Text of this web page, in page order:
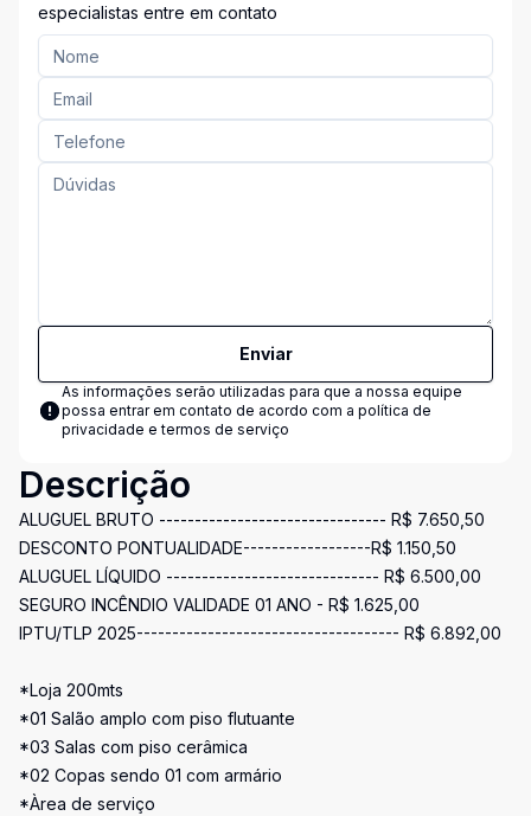
especialistas entre em contato
Enviar
As informações serão utilizadas para que a nossa equipe
possa entrar em contato de acordo com a política de
privacidade e termos de serviço
Descrição
ALUGUEL BRUTO -------------------------------- R$ 7.650,50
DESCONTO PONTUALIDADE------------------R$ 1.150,50
ALUGUEL LÍQUIDO ------------------------------ R$ 6.500,00
SEGURO INCÊNDIO VALIDADE 01 ANO - R$ 1.625,00
IPTU/TLP 2025------------------------------------- R$ 6.892,00
*Loja 200mts
*01 Salão amplo com piso flutuante
*03 Salas com piso cerâmica
*02 Copas sendo 01 com armário
*Àrea de serviço